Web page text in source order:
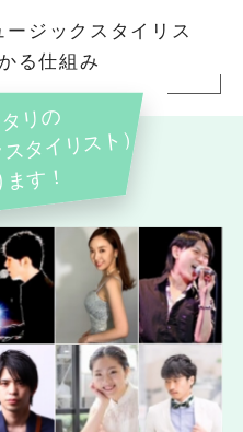
ジックスタイリス
る仕組み